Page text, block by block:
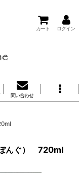
カート ログイン
問い合わせ
んぐ） 720ml